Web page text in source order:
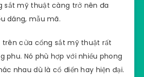
sắt mỹ thuật càng trở nên đa
dáng, mẫu mã.
trên cửa cổng sắt mỹ thuật rất
phu. Nó phù hợp với nhiều phong
nhau dù là cổ điển hay hiện đại.